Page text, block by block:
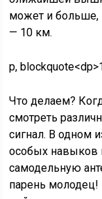
может и больше,
— 10 км.
p,
Что делаем?
смотреть
сигнал. В одном
особых навыков
самодельную
парень молодец!